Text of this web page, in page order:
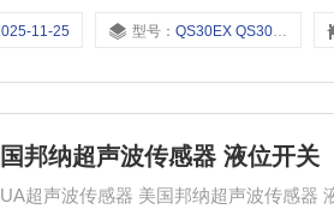
激光读码器 工业无线网络产品
11-25 型号：QS30EX QS30ARX QS30RRX
邦纳超声波传感器 液位开关
感器 美国邦纳超声波传感器 液位开关 您好，我公司是目前美国